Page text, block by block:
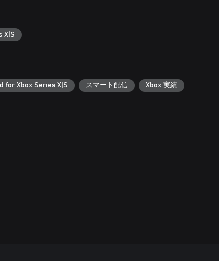
X|S
for Xbox Series X|S スマート配信 Xbox 実績